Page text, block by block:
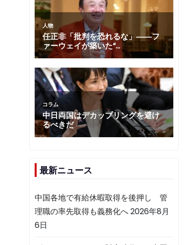
最新ニュース
中国各地で有給休暇取得を後押し 管
理職の率先取得も義務化へ2026年8月
6日